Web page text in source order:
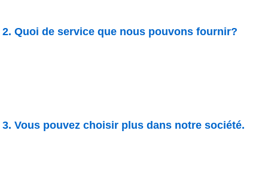
2. Quoi de service que nous pouvons fournir?
3. Vous pouvez choisir plus dans notre société.